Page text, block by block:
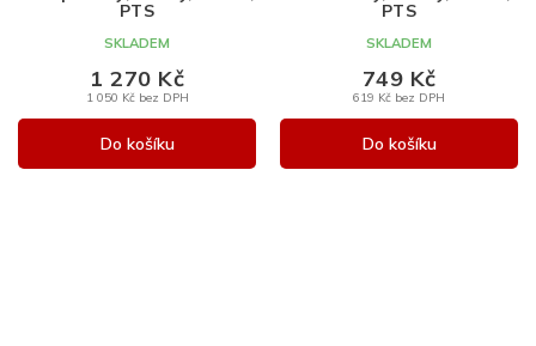
PTS
SKLADEM
1 050 Kč bez DPH
1 270 Kč
Do košíku
PTS
SKLADEM
619 Kč bez DPH
749 Kč
Do košíku